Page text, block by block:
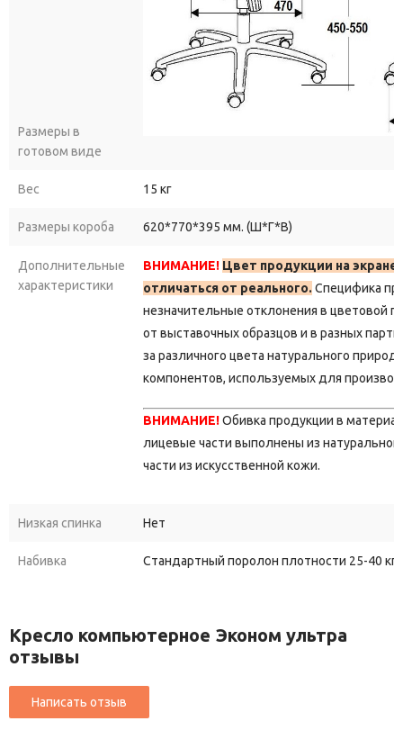
Размеры в
готовом виде
Вес 15 кг
Размеры короба 620*770*395 мм. (Ш*Г*В)
Дополнительные
характеристики
ВНИМАНИЕ! Цвет продукции на
отличаться от реального. Специфика
незначительные отклонения в цветовой
от выставочных образцов и в разных
за различного цвета натурального
компонентов, используемых для
ВНИМАНИЕ!Обивка продукции в
лицевые части выполнены из
части из искусственной кожи.
Низкая спинка Нет
Набивка Стандартный поролон плотности 25-40
Кресло компьютерное Эконом ультра
отзывы